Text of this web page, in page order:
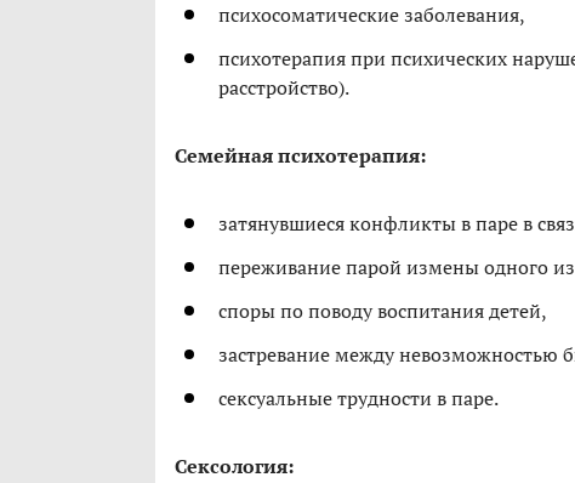
психосоматические заболевания,
психотерапия при психических
расстройство).
Семейная психотерапия:
затянувшиеся конфликты в паре в
переживание парой измены одного из
споры по поводу воспитания детей,
застревание между невозможностью
сексуальные трудности в паре.
Сексология: